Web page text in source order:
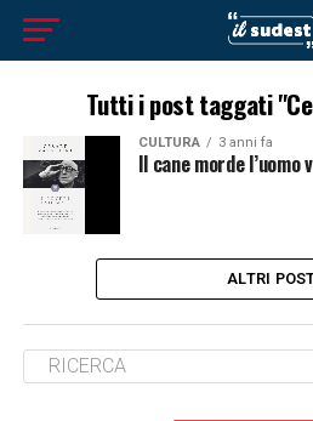
Tutti i post taggati
CULTURA 3 anni fa
Il cane morde
ALTRI